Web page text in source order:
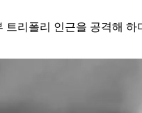
리폴리 인근을 공격해